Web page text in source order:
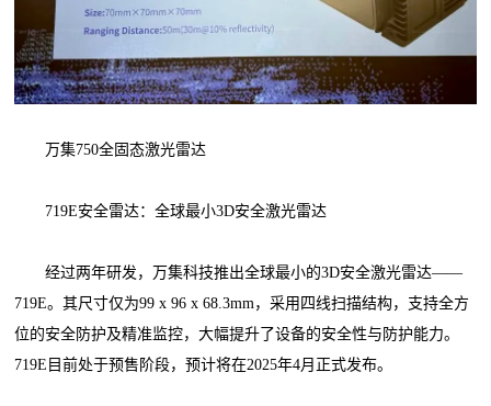
万集750全固态激光雷达
719E安全雷达：全球最小3D安全激光雷达
经过两年研发，万集科技推出全球最小的3D安全激光雷达——
719E。其尺寸仅为99 x 96 x 68.3mm，采用四线扫描结构，支持全方
位的安全防护及精准监控，大幅提升了设备的安全性与防护能力。
719E目前处于预售阶段，预计将在2025年4月正式发布。